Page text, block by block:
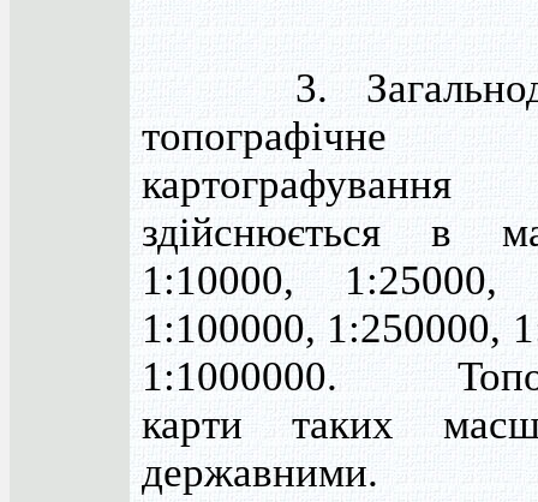
3.
топографічне
картографування
здійснюється в
1:10000, 1:25000,
1:100000, 1:250000,
1:1000000.
карти таких
державними.